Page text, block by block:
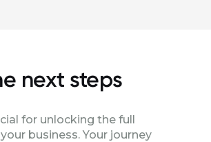
next steps
for unlocking the full
business. Your journey